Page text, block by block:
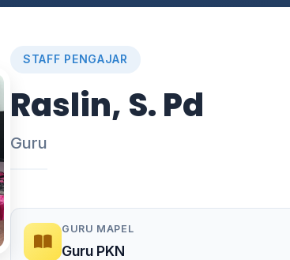
STAFF PENGAJAR
Raslin, S. Pd
Guru
GURU MAPEL
Guru PKN